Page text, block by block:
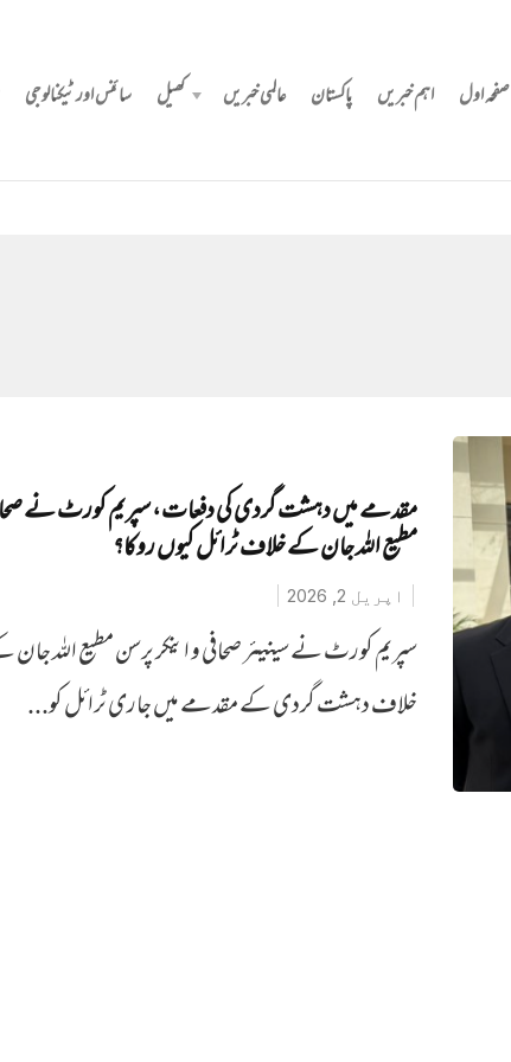
صفحہ اول اہم خبریں پاکستان عالمی خبریں کھیل سائنس اور ٹیکنالوجی
مقدمے میں‌ دہشت گردی کی دفعات، سپریم کورٹ نے
مطیع اللہ جان کے خلاف ٹرائل کیوں‌ روکا؟
اپریل 2, 2026
سپریم کورٹ نے سینیئر صحافی و اینکر پرسن مطیع اللہ
خلاف دہشت گردی کے مقدمے میں جاری ٹرائل کو...